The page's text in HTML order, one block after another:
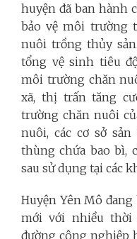
huyện đã ban hành
bảo vệ môi trường
nuôi trồng thủy
tổng vệ sinh tiêu
môi trường chăn
xã, thị trấn tăng
trường chăn nuôi
nuôi, các cơ sở
thùng chứa bao bì,
sau sử dụng tại các
Huyện Yên Mô
mới với nhiều thời
đường công nghiệp